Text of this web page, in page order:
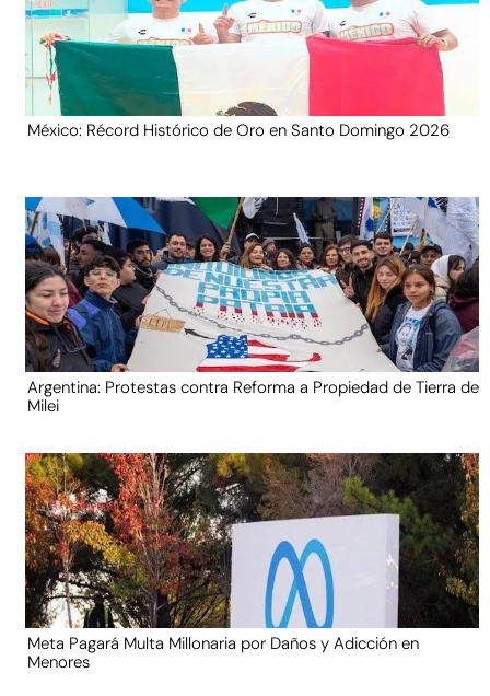
México: Récord Histórico de Oro en Santo Domingo 2026
Argentina: Protestas contra Reforma a Propiedad de Tierra de
Milei
Meta Pagará Multa Millonaria por Daños y Adicción en
Menores